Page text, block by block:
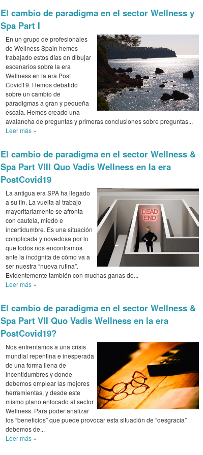
El cambio de paradigma en el sector Wellness y
Spa Part I
En un grupo de profesionales
de Wellness Spain hemos
trabajado estos días en dibujar
escenarios sobre la era
Wellness en la era Post
Covid19. Hemos debatido
sobre un cambio de
paradigmas a gran y pequeña
escala. Hemos creado una
avalancha de preguntas y primeras conclusiones sobre preguntas...
Leer más »
El cambio de paradigma en el sector Wellness &
Spa Part VIII Quo Vadis Wellness en la era
PostCovid19
La antigua era SPA ha llegado
a su fin. La vuelta al trabajo
mayoritariamente se afronta
con cautela, miedo e
incertidumbre. Es una situación
complicada y novedosa por lo
que todos nos encontramos
ante la incógnita de cómo va a
ser nuestra “nueva rutina”.
Evidentemente también con muchas ganas de...
Leer más »
El cambio de paradigma en el sector Wellness &
Spa Part VII Quo Vadis Wellness en la era
PostCovid19?
Nos enfrentamos a una crisis
mundial repentina e inesperada
de una forma llena de
incentidumbres y donde
debemos emplear las mejores
herramientas, y desde este
mismo plano enfocado al sector
Wellness. Para poder analizar
los “beneficios” que puede provocar esta situación de “desgracia”
debemos de...
Leer más »